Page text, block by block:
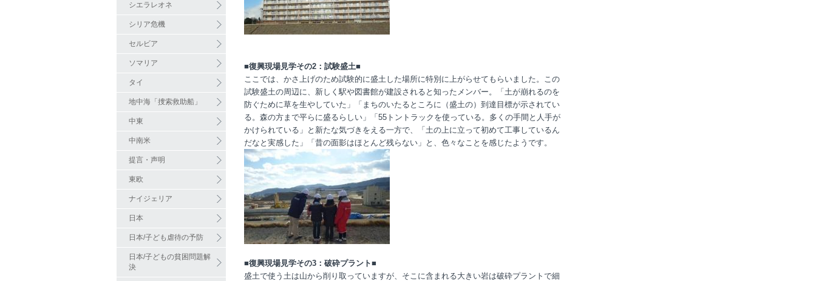
シエラレオネ
シリア危機
セルビア
ソマリア
タイ
地中海「捜索救助船」
中東
中南米
提言・声明
東欧
ナイジェリア
日本
日本/子ども虐待の予防
日本/子どもの貧困問題解
決
■復興現場見学その2 ：試験盛土■
ここでは、かさ上げのため試験的に盛土した場所に特別に上がらせてもらいました。この
試験盛土の周辺に、新しく駅や図書館が建設されると知ったメンバー。「土が崩れるのを
防ぐために草を生やしていた」「まちのいたるところに（盛土の）到達目標が示されてい
る。森の方まで平らに盛るらしい」「 55 トントラックを使っている。多くの手間と人手が
かけられている」と新たな気づきをえる一方で、「土の上に立って初めて工事しているん
だなと実感した」「昔の面影はほとんど残らない」と、色々なことを感じたようです。
■復興現場見学その3 ：破砕プラント■
盛土で使う土は山から削り取っていますが、そこに含まれる大きい岩は破砕プラントで細